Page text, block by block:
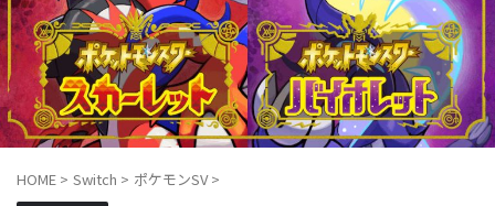
HOME > Switch > ポケモンSV >